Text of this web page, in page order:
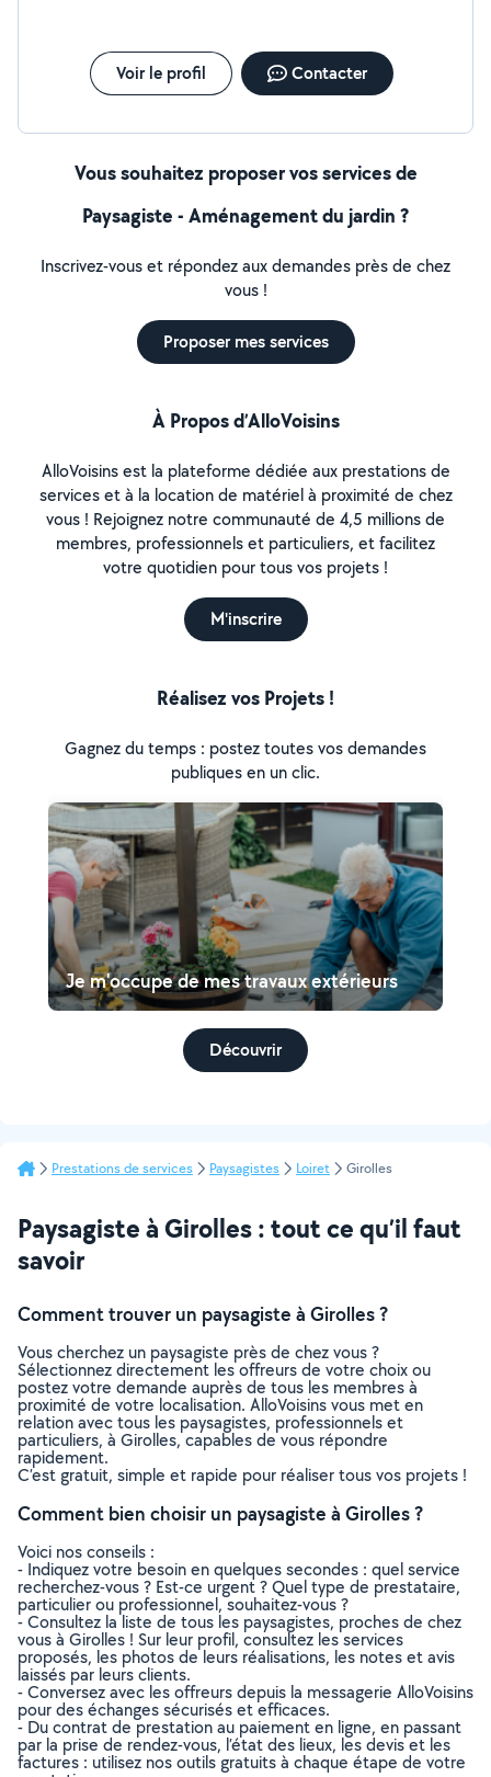
Voir le profil Contacter
Vous souhaitez proposer vos services de
Paysagiste - Aménagement du jardin ?
Inscrivez-vous et répondez aux demandes près de chez
vous !
Proposer mes services
À Propos d’AlloVoisins
AlloVoisins est la plateforme dédiée aux prestations de
services et à la location de matériel à proximité de chez
vous ! Rejoignez notre communauté de 4,5 millions de
membres, professionnels et particuliers, et facilitez
votre quotidien pour tous vos projets !
M'inscrire
Réalisez vos Projets !
Gagnez du temps : postez toutes vos demandes
publiques en un clic.
Je m'occupe de mes travaux extérieurs
Découvrir
Prestations de services Paysagistes Loiret Girolles
Paysagiste à Girolles : tout ce qu’il faut
savoir
Comment trouver un paysagiste à Girolles ?
Vous cherchez un paysagiste près de chez vous ?
Sélectionnez directement les offreurs de votre choix ou
postez votre demande auprès de tous les membres à
proximité de votre localisation. AlloVoisins vous met en
relation avec tous les paysagistes, professionnels et
particuliers, à Girolles, capables de vous répondre
rapidement.
C’est gratuit, simple et rapide pour réaliser tous vos projets !
Comment bien choisir un paysagiste à Girolles ?
Voici nos conseils :
- Indiquez votre besoin en quelques secondes : quel service
recherchez-vous ? Est-ce urgent ? Quel type de prestataire,
particulier ou professionnel, souhaitez-vous ?
- Consultez la liste de tous les paysagistes, proches de chez
vous à Girolles ! Sur leur profil, consultez les services
proposés, les photos de leurs réalisations, les notes et avis
laissés par leurs clients.
- Conversez avec les offreurs depuis la messagerie AlloVoisins
pour des échanges sécurisés et efficaces.
- Du contrat de prestation au paiement en ligne, en passant
par la prise de rendez-vous, l’état des lieux, les devis et les
factures : utilisez nos outils gratuits à chaque étape de votre